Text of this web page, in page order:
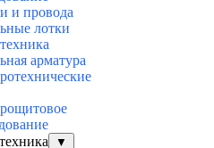
и провода
лотки
арматура
▼